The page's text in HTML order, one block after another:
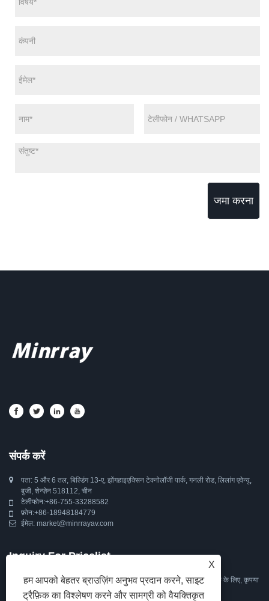
जमा करना
संपर्क करें
पता: 5 और 6 तल, बिल्डिंग 13-ए, झोंगहाइएक्सिन टेक्नोलॉजी पार्क, गनली रोड, लिलांग एवेन्यू,
बुजी, शेन्ज़ेन 518112, चीन
टेलीफोन:+86-755-33288582
फ़ोन:+86-18948184779
ईमेल: market@minrrayav.com
Inquiry For Pricelist
हमारे पीटीजेड कैमरा, ऑटो ट्रैकिंग कैमरा, वेब कैमरा या प्राइसलिस्ट के बारे में पूछताछ के लिए, कृपया
अपना ईमेल हमें छोड़ दें और हम 24 घंटे के भीतर संपर्क में रहेंगे।
X
हम आपको बेहतर ब्राउज़िंग अनुभव प्रदान करने, साइट
ट्रैफ़िक का विश्लेषण करने और सामग्री को वैयक्तिकृत